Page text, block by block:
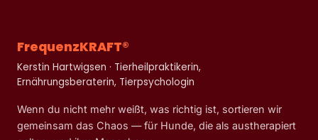
FrequenzKRAFT®
Kerstin Hartwigsen · Tierheilpraktikerin,
Ernährungsberaterin, Tierpsychologin
Wenn du nicht mehr weißt, was richtig ist, sortieren wir
gemeinsam das Chaos — für Hunde, die als austherapiert